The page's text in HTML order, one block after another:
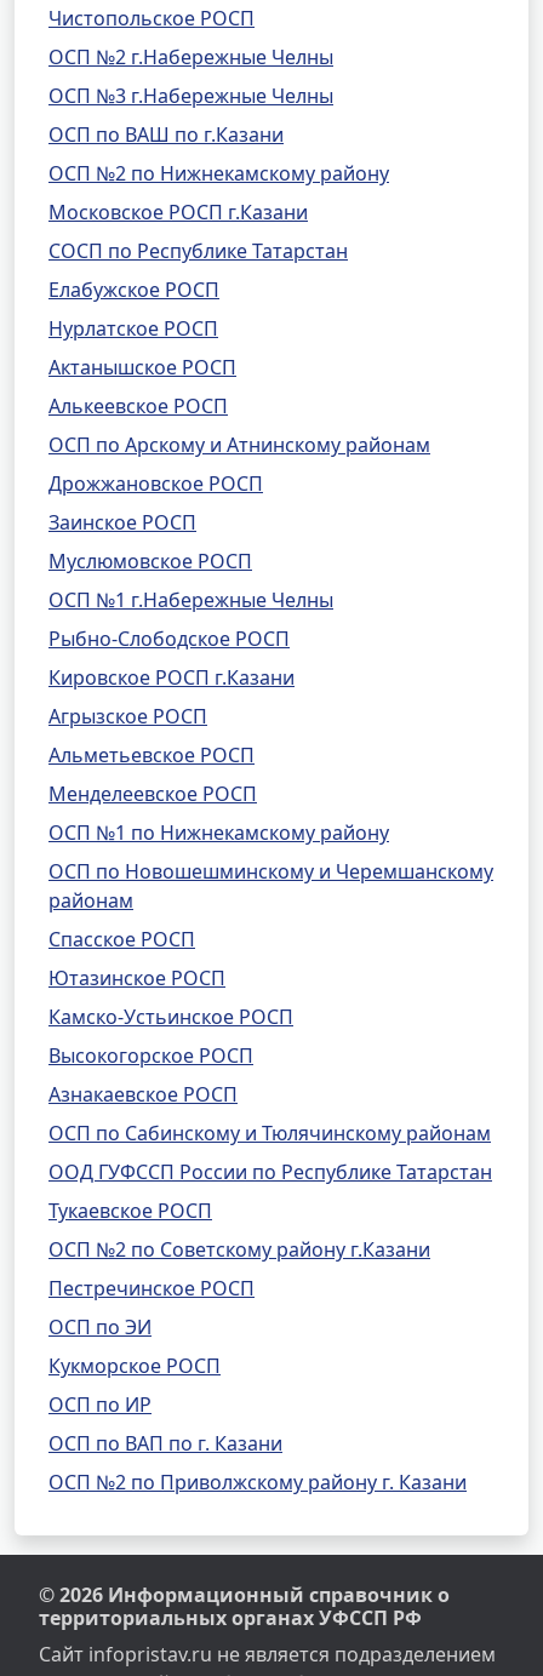
Чистопольское РОСП
ОСП №2 г.Набережные Челны
ОСП №3 г.Набережные Челны
ОСП по ВАШ по г.Казани
ОСП №2 по Нижнекамскому району
Московское РОСП г.Казани
СОСП по Республике Татарстан
Елабужское РОСП
Нурлатское РОСП
Актанышское РОСП
Алькеевское РОСП
ОСП по Арскому и Атнинскому районам
Дрожжановское РОСП
Заинское РОСП
Муслюмовское РОСП
ОСП №1 г.Набережные Челны
Рыбно-Слободское РОСП
Кировское РОСП г.Казани
Агрызское РОСП
Альметьевское РОСП
Менделеевское РОСП
ОСП №1 по Нижнекамскому району
ОСП по Новошешминскому и Черемшанскому
районам
Спасское РОСП
Ютазинское РОСП
Камско-Устьинское РОСП
Высокогорское РОСП
Азнакаевское РОСП
ОСП по Сабинскому и Тюлячинскому районам
ООД ГУФССП России по Республике Татарстан
Тукаевское РОСП
ОСП №2 по Советскому району г.Казани
Пестречинское РОСП
ОСП по ЭИ
Кукморское РОСП
ОСП по ИР
ОСП по ВАП по г. Казани
ОСП №2 по Приволжскому району г. Казани
© 2026 Информационный справочник о
территориальных органах УФССП РФ
Сайт infopristav.ru не является подразделением